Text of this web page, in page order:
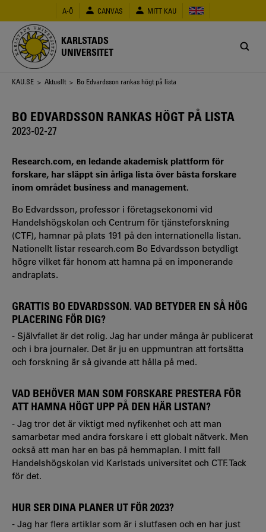
huvudinnehåll
A-Ö CANVAS MITT KAU
KARLSTADS
UNIVERSITET
Länkstig
KAU.SE > Aktuellt > Bo Edvardsson rankas högt på lista
BO EDVARDSSON RANKAS HÖGT PÅ LISTA
2023-02-27
Research.com, en ledande akademisk plattform för
forskare, har släppt sin årliga lista över bästa forskare
inom området business and management.
Bo Edvardsson, professor i företagsekonomi vid
Handelshögskolan och Centrum för tjänsteforskning
(CTF), hamnar på plats 191 på den internationella listan.
Nationellt listar research.com Bo Edvardsson betydligt
högre vilket får honom att hamna på en imponerande
andraplats.
GRATTIS BO EDVARDSSON. VAD BETYDER EN SÅ HÖG
PLACERING FÖR DIG?
- Självfallet är det rolig. Jag har under många år publicerat
och i bra journaler. Det är ju en uppmuntran att fortsätta
och forskning är så givande att hålla på med.
VAD BEHÖVER MAN SOM FORSKARE PRESTERA FÖR
ATT HAMNA HÖGT UPP PÅ DEN HÄR LISTAN?
- Jag tror det är viktigt med nyfikenhet och att man
samarbetar med andra forskare i ett globalt nätverk. Men
också att man har en bas på hemmaplan. I mitt fall
Handelshögskolan vid Karlstads universitet och CTF. Tack
för det.
HUR SER DINA PLANER UT FÖR 2023?
- Jag har flera artiklar som är i slutfasen och en har just